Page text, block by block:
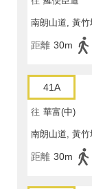
南朗山道, 黃竹
距離 30m
41A
往 華富(中)
南朗山道, 黃竹
距離 30m